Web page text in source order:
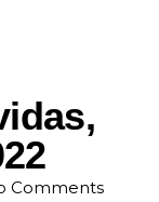
Comments